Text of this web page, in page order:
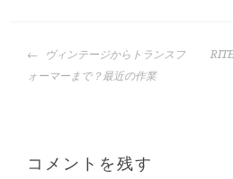
投
稿
ー
ヴィンテージからトランスフ
ォーマーまで？最近の作業
コメントを残す